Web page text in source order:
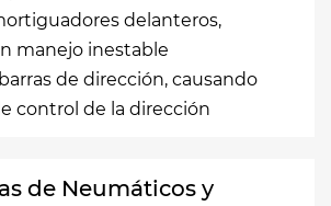
delanteros,
manejo inestable
de dirección, causando
control de la dirección
de Neumáticos y